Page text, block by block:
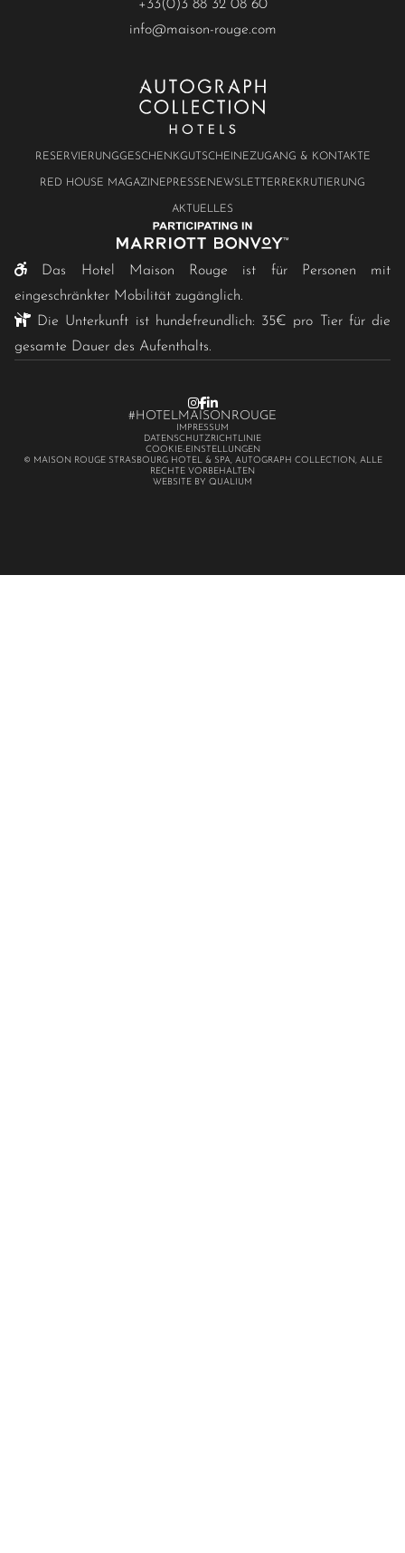
+33(0)3 88 32 08 60
info@maison-rouge.com
RESERVIERUNGGESCHENKGUTSCHEINEZUGANG & KONTAKTE
RED HOUSE MAGAZINE PRESSE NEWSLETTER REKRUTIERUNG
AKTUELLES
Das Hotel Maison Rouge ist für Personen mit
eingeschränkter Mobilität zugänglich.
Die Unterkunft ist hundefreundlich: 35€ pro Tier für die
gesamte Dauer des Aufenthalts.
IMPRESSUM
DATENSCHUTZRICHTLINIE
COOKIE-EINSTELLUNGEN
© MAISON ROUGE STRASBOURG HOTEL & SPA, AUTOGRAPH COLLECTION, ALLE
RECHTE VORBEHALTEN
WEBSITE BY QUALIUM
#HOTELMAISONROUGE